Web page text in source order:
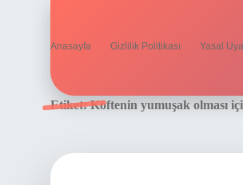
Anasayfa Gizlilik Politikası Yasal
Etiket:Köftenin yumuşak olması